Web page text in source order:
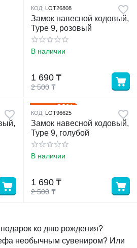
ко дню рождения?
необычным сувениром? Или
КОД: LOT26808
Замок навесной кодовый,
Type 9, розовый
В наличии
2 500 ₸
1 690 ₸
32%
КОД: LOT96625
Замок навесной кодовый,
Type 9, голубой
В наличии
2 500 ₸
1 690 ₸